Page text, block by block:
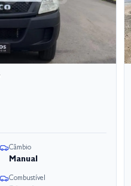
Câmbio
Manual
Combustível